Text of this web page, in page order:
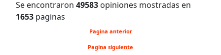
Se encontraron 49583 opiniones mostradas en
1653 paginas
Pagina anterior
Pagina siguiente